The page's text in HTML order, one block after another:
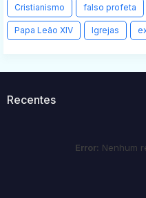
Cristianismo falso profeta
Papa Leão XIV Igrejas
Recentes
Error: Nenhum